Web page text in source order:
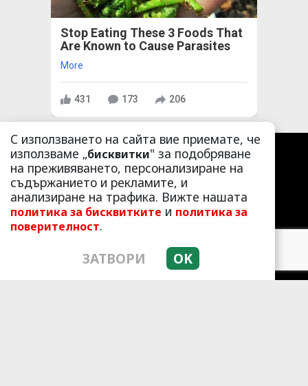
Stop Eating These 3 Foods That
Are Known to Cause Parasites
More
431 173 206
С използването на сайта вие приемате, че
използваме „бисквитки" за подобряване
на преживяването, персонализиране на
съдържанието и рекламите, и
анализиране на трафика. Вижте нашата
политика за бисквитките и политика за
поверителност.
ЗАТВОРИ OK